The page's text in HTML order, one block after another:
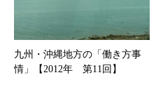
九州・沖縄地方の「働き方事
情」【2012年 第11回】